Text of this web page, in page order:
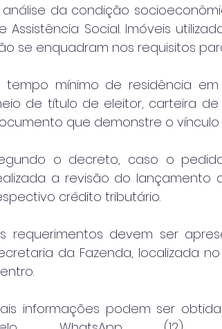
análise da condição
Assistência Social. Imóveis
se enquadram nos requisitos
tempo mínimo de residência
de título de eleitor, carteira
que demonstre o vínculo
o decreto, caso o
a revisão do
crédito tributário.
requerimentos devem ser
da Fazenda, localizada no
informações podem ser